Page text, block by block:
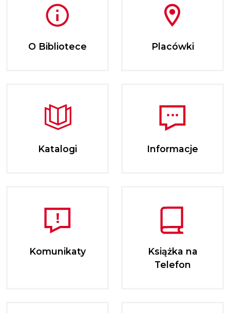
O Bibliotece Placówki
Katalogi Informacje
Komunikaty
Książka na
Telefon